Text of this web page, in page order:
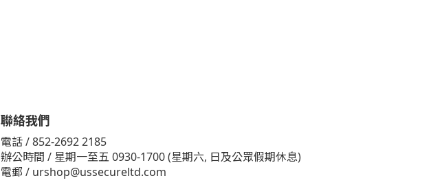
聯絡我們
電話 / 852-2692 2185
辦公時間 / 星期一至五 0930-1700 (星期六, 日及公眾假期休息)
電郵 / urshop@ussecureltd.com